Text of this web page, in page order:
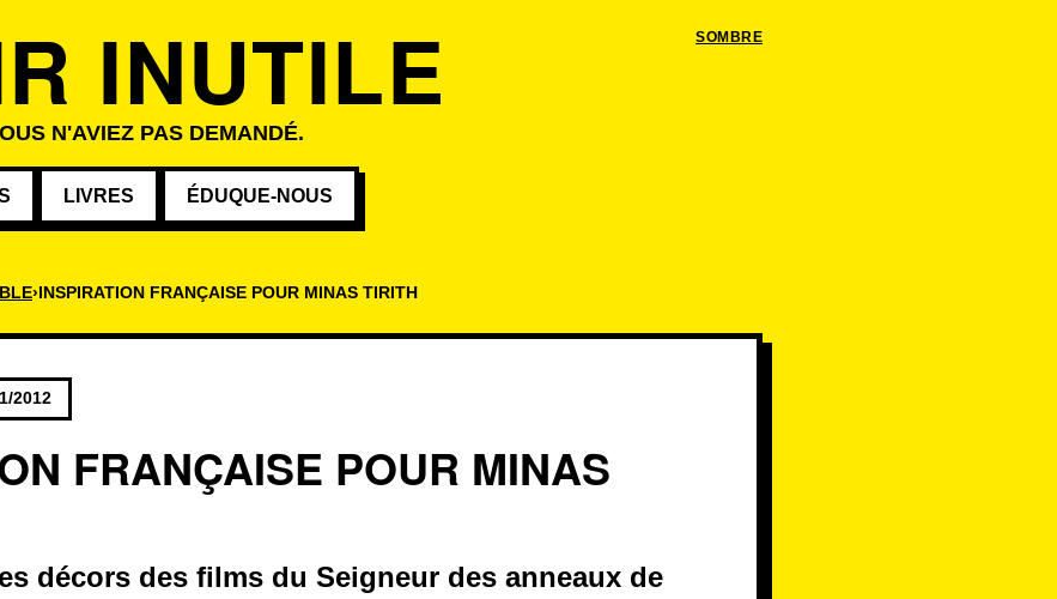
SOMBRE
INUTILE
N'AVIEZ PAS DEMANDÉ.
LIVRES ÉDUQUE-NOUS
INSPIRATION FRANÇAISE POUR MINAS TIRITH
2012
FRANÇAISE POUR MINAS
décors des films du Seigneur des anneaux de